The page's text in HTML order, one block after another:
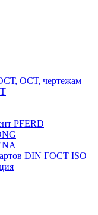
ОСТ, чертежам
PFERD
DIN ГОСТ ISO